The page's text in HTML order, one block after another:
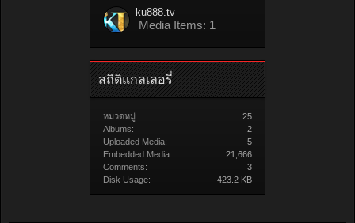
ku888.tv
Media Items: 1
สถิติแกลเลอรี่
หมวดหมู่:
25
Albums:
2
Uploaded Media:
5
Embedded Media:
21,666
Comments:
3
Disk Usage:
423.2 KB